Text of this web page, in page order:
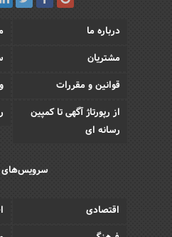
درباره ما
مشتریان
قوانین و مقررات
از رپورتاژ آگهی تا کمپین
رسانه ای
اقتصادی